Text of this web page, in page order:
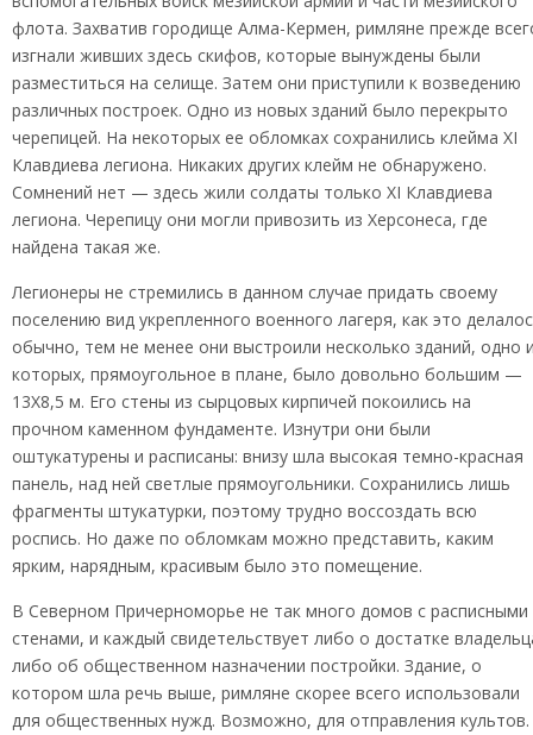
флота. Захватив городище Алма-Кермен, римляне прежде
изгнали живших здесь скифов, которые вынуждены были
разместиться на селище. Затем они приступили к возведению
различных построек. Одно из новых зданий было перекрыто
черепицей. На некоторых ее обломках сохранились клейма XI
Клавдиева легиона. Никаких других клейм не обнаружено.
Сомнений нет — здесь жили солдаты только XI Клавдиева
легиона. Черепицу они могли привозить из Херсонеса, где
найдена такая же.
Легионеры не стремились в данном случае придать своему
поселению вид укрепленного военного лагеря, как это
обычно, тем не менее они выстроили несколько зданий, одно
которых, прямоугольное в плане, было довольно большим —
13X8,5 м. Его стены из сырцовых кирпичей покоились на
прочном каменном фундаменте. Изнутри они были
оштукатурены и расписаны: внизу шла высокая темно-красная
панель, над ней светлые прямоугольники. Сохранились лишь
фрагменты штукатурки, поэтому трудно воссоздать всю
роспись. Но даже по обломкам можно представить, каким
ярким, нарядным, красивым было это помещение.
В Северном Причерноморье не так много домов с расписными
стенами, и каждый свидетельствует либо о достатке
либо об общественном назначении постройки. Здание, о
котором шла речь выше, римляне скорее всего использовали
для общественных нужд. Возможно, для отправления культов.